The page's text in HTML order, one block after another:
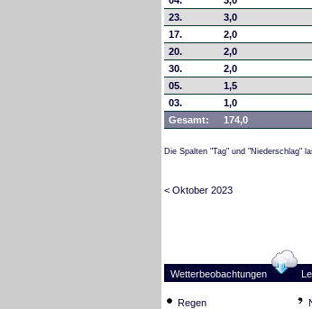
23.
3,0
17.
2,0
20.
2,0
30.
2,0
05.
1,5
03.
1,0
Gesamt:
174,0
Die Spalten "Tag" und "Niederschlag"
< Oktober 2023
Wetterbeobachtungen
Regen